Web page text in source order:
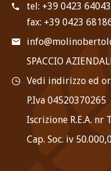
tel: +39 0423 64043
fax: +39 0423
SPACCIO
Vedi indirizzo ed
P.Iva 04520370265
Iscrizione R.E.A. nr
Cap. Soc. iv